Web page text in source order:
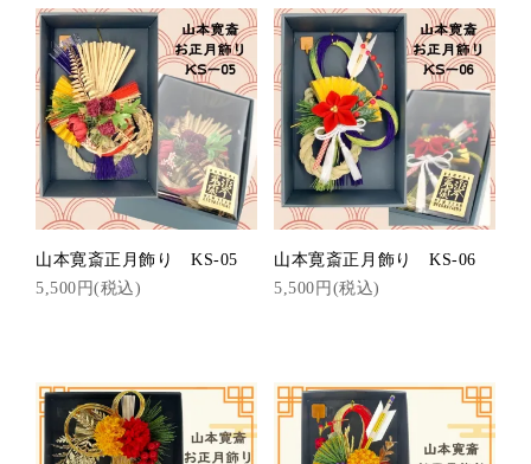
山本寛斎正月飾り KS-05
5,500円(税込)
山本寛斎正月飾り KS-06
5,500円(税込)